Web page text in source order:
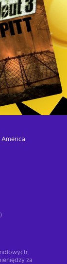
America
za